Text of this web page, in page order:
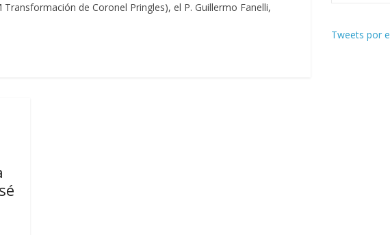
de Coronel Pringles), el P. Guillermo Fanelli,
Tweets por